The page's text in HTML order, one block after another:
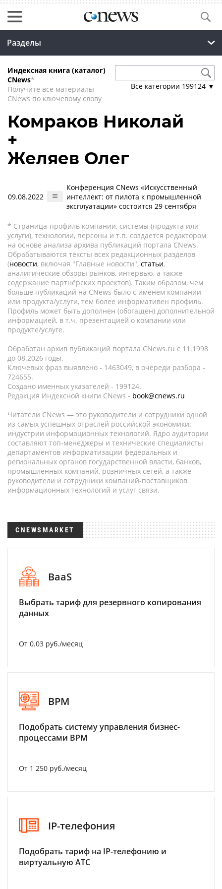
Разделы
Индексная книга (каталог)
CNews*
Получите все материалы
CNews по ключевому слову
Все категории 199124 ▼
Комраков Николай
+
Желяев Олег
09.08.2022
Конференция CNews «Искусственный
интеллект: от пилота к промышленной
эксплуатации» состоится 29 сентября
* Страница-профиль компании, системы (продукта или
услуги), технологии, персоны и т.п. создается редактором
на основе анализа архива публикаций портала CNews.
Обрабатываются тексты всех редакционных разделов
(новости, включая "Главные новости", статьи,
аналитические обзоры рынков, интервью, а также
содержание партнёрских проектов). Таким образом, чем
больше публикаций на CNews было с именем компании
или продукта/услуги, тем более информативен профиль.
Профиль может быть дополнен (обогащен) дополнительной
информацией, в т.ч. презентацией о компании или
продукте/услуге.
Обработан архив публикаций портала CNews.ru c 11.1998
до 08.2026 годы.
Ключевых фраз выявлено - 1463049, в очереди разбора -
724655.
Создано именных указателей - 199124.
Редакция Индексной книги CNews - book@cnews.ru
Читатели CNews — это руководители и сотрудники одной
из самых успешных отраслей российской экономики:
индустрии информационных технологий. Ядро аудитории
составляют топ-менеджеры и технические специалисты
департаментов информатизации федеральных и
региональных органов государственной власти, банков,
промышленных компаний, розничных сетей, а также
руководители и сотрудники компаний-поставщиков
информационных технологий и услуг связи.
CNEWSMARKET
BaaS
Выбрать тариф для резервного копирования
данных
От 0.03 руб./месяц
BPM
Подобрать систему управления бизнес-
процессами BPM
От 1 250 руб./месяц
IP-телефония
Подобрать тариф на IP-телефонию и
виртуальную АТС